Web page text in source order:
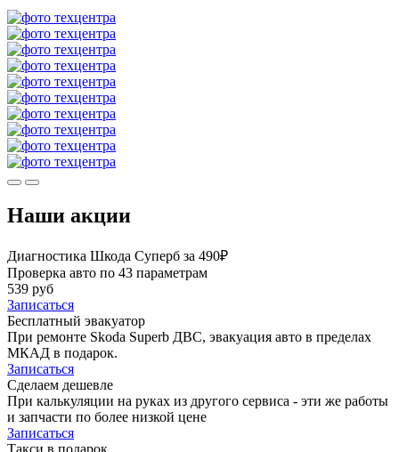
Наши акции
Диагностика Шкода Суперб за 490₽
Проверка авто по 43 параметрам
539 руб
Записаться
Бесплатный эвакуатор
При ремонте Skoda Superb ДВС, эвакуация авто в пределах
МКАД в подарок.
Записаться
Сделаем дешевле
При калькуляции на руках из другого сервиса - эти же работы
и запчасти по более низкой цене
Записаться
Такси в подарок